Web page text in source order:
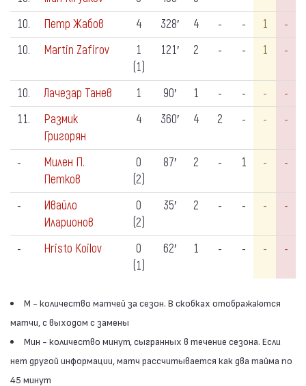
10.
Петр Жабов 4 328′ 4 - - 1
-
10.
Martin Zafirov
1
(1)
121′ 2 - - 1 -
10. Лачезар Танев 1 90′ 1 - - -
-
11.
Размик
Григорян
4 360′ 4 2 - - -
-
Милен П.
Петков
0
(2)
87′ 2 - 1 - -
-
Ивайло
Иларионов
0
(2)
35′ 2 - - - -
- Hristo Koilov
0
(1)
62′ 1 - - - -
М - количество матчей за сезон. В скобках отображаются
матчи, с выходом с замены
Мин - количество минут, сыгранных в течение сезона. Если
нет другой информации, матч рассчитывается как два тайма по
45 минут